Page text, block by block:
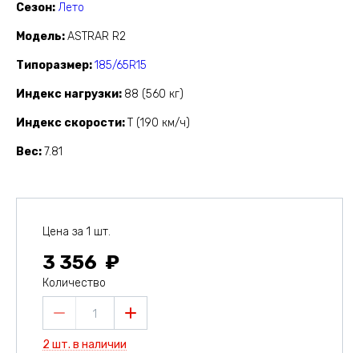
Сезон Лето
Модель ASTRAR R2
Типоразмер 185/65R15
Индекс нагрузки 88 (560 кг)
Индекс скорости T (190 км/ч)
Вес 7.81
Цена за 1 шт.
3 356
Количество
1
2 шт. в наличии